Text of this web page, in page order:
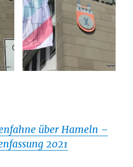
über Hameln –
2021